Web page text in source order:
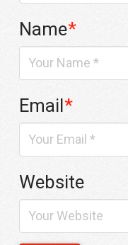
Name*
Email*
Website